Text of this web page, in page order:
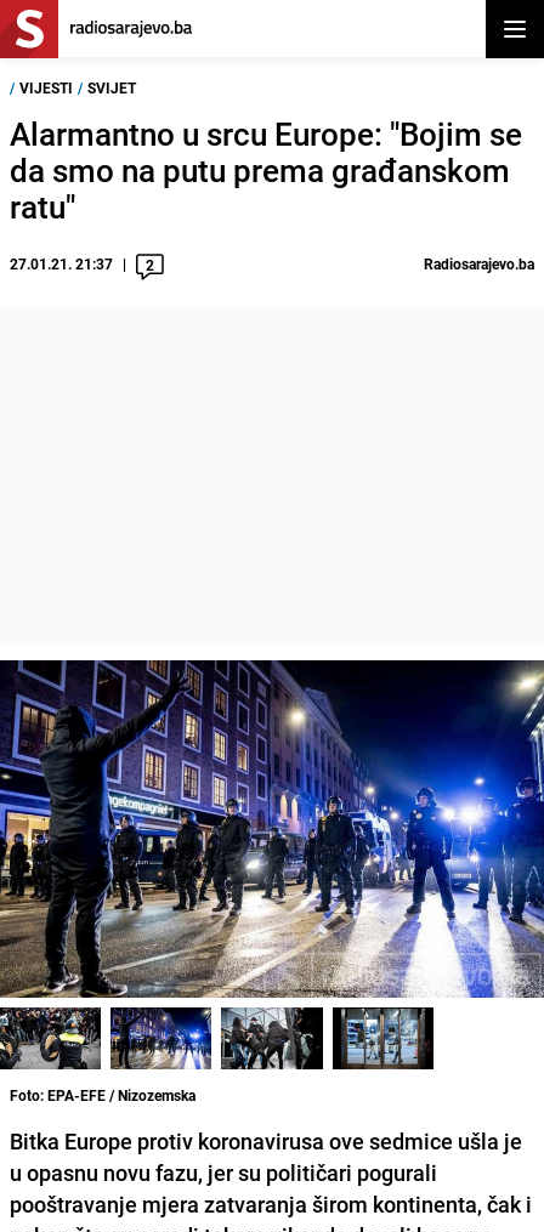
/ VIJESTI / SVIJET
Alarmantno u srcu Europe: "Bojim se
da smo na putu prema građanskom
ratu"
27.01.21. 21:37 2 Radiosarajevo.ba
Foto: EPA-EFE / Nizozemska
Bitka Europe protiv koronavirusa ove sedmice ušla je
u opasnu novu fazu, jer su političari pogurali
pooštravanje mjera zatvaranja širom kontinenta, čak i